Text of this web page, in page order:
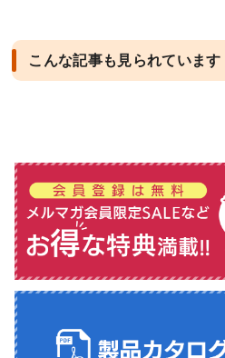
こんな記事も見られています